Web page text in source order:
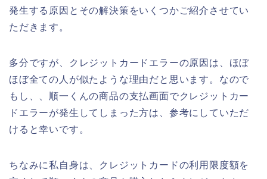
発生する原因とその解決策をいくつかご紹介させてい
ただきます。
多分ですが、クレジットカードエラーの原因は、ほぼ
ほぼ全ての人が似たような理由だと思います。なので
もし、、順一くんの商品の支払画面でクレジットカー
ドエラーが発生してしまった方は、参考にしていただ
けると幸いです。
ちなみに私自身は、クレジットカードの利用限度額を